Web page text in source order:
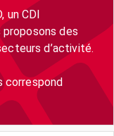
un CDI
proposons des
d’activité.
correspond